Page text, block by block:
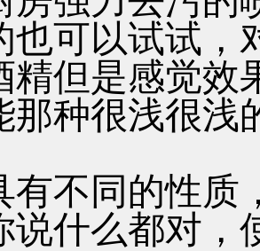
也可以试试，
精但是感觉效
那种很浅很浅
有不同的性质
说什么都对，